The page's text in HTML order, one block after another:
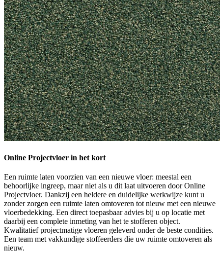
Online Projectvloer in het kort
Een ruimte laten voorzien van een nieuwe vloer: meestal een
behoorlijke ingreep, maar niet als u dit laat uitvoeren door Online
Projectvloer. Dankzij een heldere en duidelijke werkwijze kunt u
zonder zorgen een ruimte laten omtoveren tot nieuw met een nieuwe
vloerbedekking. Een direct toepasbaar advies bij u op locatie met
daarbij een complete inmeting van het te stofferen object.
Kwalitatief projectmatige vloeren geleverd onder de beste condities.
Een team met vakkundige stoffeerders die uw ruimte omtoveren als
nieuw.